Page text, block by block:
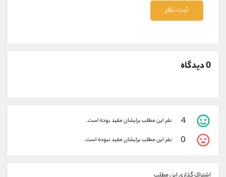
ثبت نظر
0 دیدگاه
4 نفر این مطلب برایشان مفید بوده است.
0 نفر این مطلب برایشان مفید نبوده است.